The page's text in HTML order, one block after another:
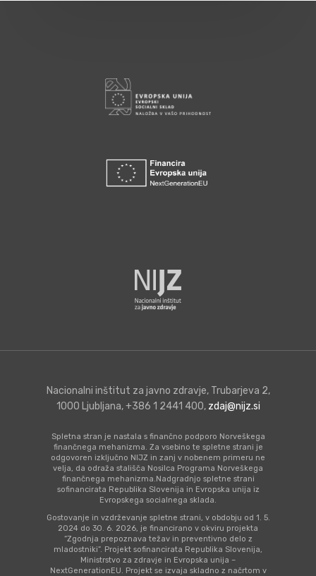
Nacionalni inštitut za javno zdravje, Trubarjeva 2,
1000 Ljubljana, +386 1 2441 400, zdaj@nijz.si
Spletna stran je nastala s finančno podporo Norveškega
finančnega mehanizma. Za vsebino te spletne strani je
odgovoren izključno NIJZ in zanj v nobenem primeru ne
velja, da odraža stališča Nosilca Programa Norveškega
finančnega mehanizma.Nadgradnjo spletne strani
sofinancirata Republika Slovenija in Evropska unija iz
Evropskega socialnega sklada.
Gostovanje in vzdrževanje spletne strani, v obdobju od 1. 5.
2024 do 30. 6. 2026, je financirano v okviru projekta
“Zgodnja prepoznava težav in preventivno delo z
mladostniki”. Projekt sofinancirata Republika Slovenija,
Ministrstvo za zdravje in Evropska unija –
NextGenerationEU. Projekt se izvaja skladno z načrtom v